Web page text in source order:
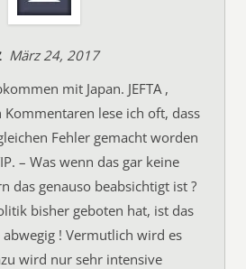
März 24, 2017
mit Japan. JEFTA ,
Kommentaren lese ich oft, dass
Fehler gemacht worden
– Was wenn das gar keine
das genauso beabsichtigt ist ?
bisher geboten hat, ist das
! Vermutlich wird es
wird nur sehr intensive